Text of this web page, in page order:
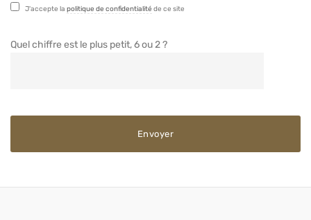
J'accepte lapolitique de confidentialité de ce site
Quel chiffre est le plus petit, 6 ou 2 ?